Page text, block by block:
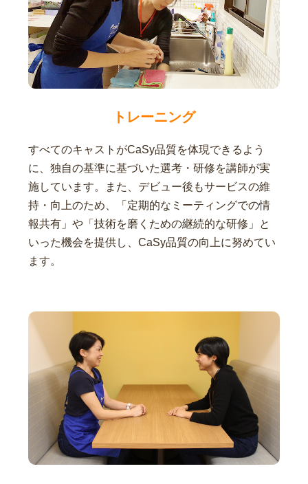
トレーニング
すべてのキャストがCaSy品質を体現できるよう
に、独自の基準に基づいた選考・研修を講師が実
施しています。また、デビュー後もサービスの維
持・向上のため、「定期的なミーティングでの情
報共有」や「技術を磨くための継続的な研修」と
いった機会を提供し、CaSy品質の向上に努めてい
ます。